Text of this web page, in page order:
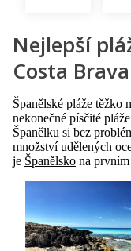
Nejlepší
Costa
Španělské pláže
nekonečné písčité
Španělku si bez
množství udělených
je Španělsko na